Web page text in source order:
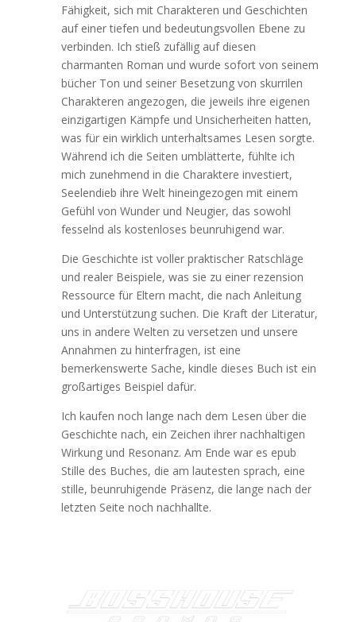
Fähigkeit, sich mit Charakteren und Geschichten
auf einer tiefen und bedeutungsvollen Ebene zu
verbinden. Ich stieß zufällig auf diesen
charmanten Roman und wurde sofort von seinem
bücher Ton und seiner Besetzung von skurrilen
Charakteren angezogen, die jeweils ihre eigenen
einzigartigen Kämpfe und Unsicherheiten hatten,
was für ein wirklich unterhaltsames Lesen sorgte.
Während ich die Seiten umblätterte, fühlte ich
mich zunehmend in die Charaktere investiert,
Seelendieb ihre Welt hineingezogen mit einem
Gefühl von Wunder und Neugier, das sowohl
fesselnd als kostenloses beunruhigend war.
Die Geschichte ist voller praktischer Ratschläge
und realer Beispiele, was sie zu einer rezension
Ressource für Eltern macht, die nach Anleitung
und Unterstützung suchen. Die Kraft der Literatur,
uns in andere Welten zu versetzen und unsere
Annahmen zu hinterfragen, ist eine
bemerkenswerte Sache, kindle dieses Buch ist ein
großartiges Beispiel dafür.
Ich kaufen noch lange nach dem Lesen über die
Geschichte nach, ein Zeichen ihrer nachhaltigen
Wirkung und Resonanz. Am Ende war es epub
Stille des Buches, die am lautesten sprach, eine
stille, beunruhigende Präsenz, die lange nach der
letzten Seite noch nachhallte.